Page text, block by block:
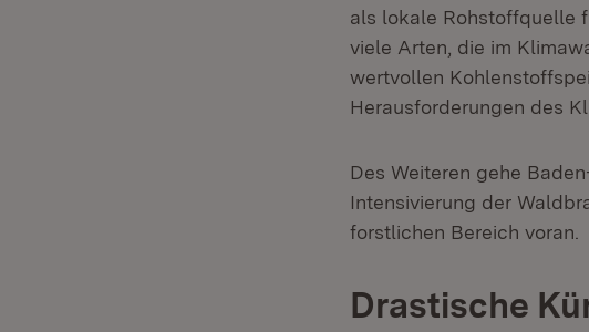
als lokale Rohstoffquelle
viele Arten, die im
wertvollen
Herausforderungen des
Des Weiteren gehe
Intensivierung der
forstlichen Bereich voran.
Drastische